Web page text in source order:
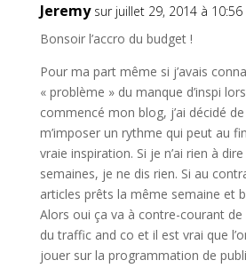
Jeremy sur juillet 29, 2014 à
Bonsoir l’accro du budget !
Pour ma part même si j’avais
« problème » du manque d’inspi
commencé mon blog, j’ai décidé
m’imposer un rythme qui peut au
vraie inspiration. Si je n’ai rien à
semaines, je ne dis rien. Si au
articles prêts la même semaine et
Alors oui ça va à contre-courant de
du traffic and co et il est vrai que
jouer sur la programmation de